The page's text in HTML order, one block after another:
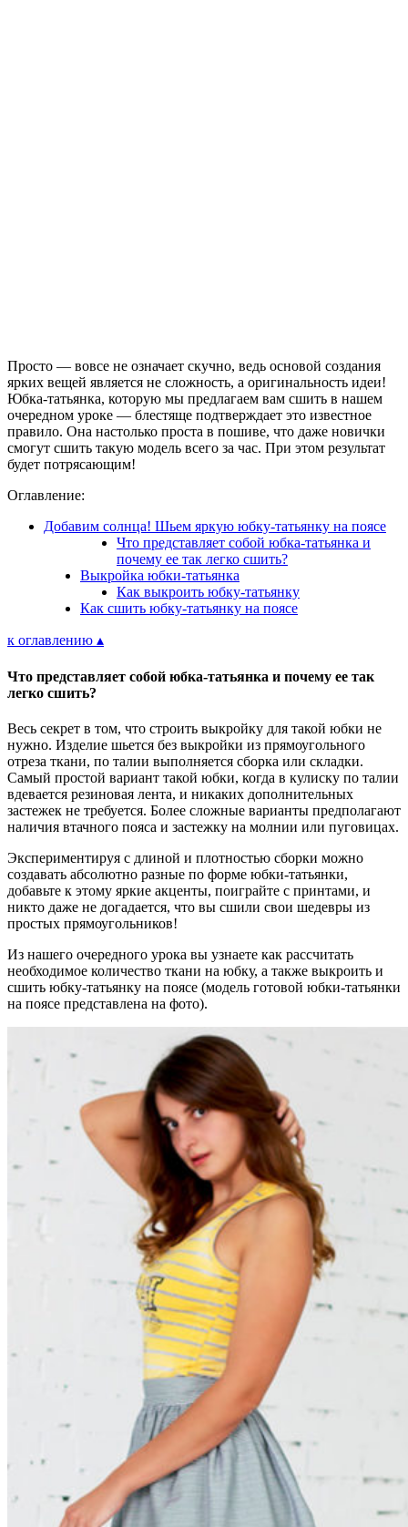
Просто — вовсе не означает скучно, ведь основой создания
ярких вещей является не сложность, а оригинальность идеи!
Юбка-татьянка, которую мы предлагаем вам сшить в нашем
очередном уроке — блестяще подтверждает это известное
правило. Она настолько проста в пошиве, что даже новички
смогут сшить такую модель всего за час. При этом результат
будет потрясающим!
Оглавление:
Добавим солнца! Шьем яркую юбку-татьянку на поясе
Что представляет собой юбка-татьянка и
почему ее так легко сшить?
Выкройка юбки-татьянка
Как выкроить юбку-татьянку
Как сшить юбку-татьянку на поясе
к оглавлению ▴
Что представляет собой юбка-татьянка и почему ее так
легко сшить?
Весь секрет в том, что строить выкройку для такой юбки не
нужно. Изделие шьется без выкройки из прямоугольного
отреза ткани, по талии выполняется сборка или складки.
Самый простой вариант такой юбки, когда в кулиску по талии
вдевается резиновая лента, и никаких дополнительных
застежек не требуется. Более сложные варианты предполагают
наличия втачного пояса и застежку на молнии или пуговицах.
Экспериментируя с длиной и плотностью сборки можно
создавать абсолютно разные по форме юбки-татьянки,
добавьте к этому яркие акценты, поиграйте с принтами, и
никто даже не догадается, что вы сшили свои шедевры из
простых прямоугольников!
Из нашего очередного урока вы узнаете как рассчитать
необходимое количество ткани на юбку, а также выкроить и
сшить юбку-татьянку на поясе (модель готовой юбки-татьянки
на поясе представлена на фото).